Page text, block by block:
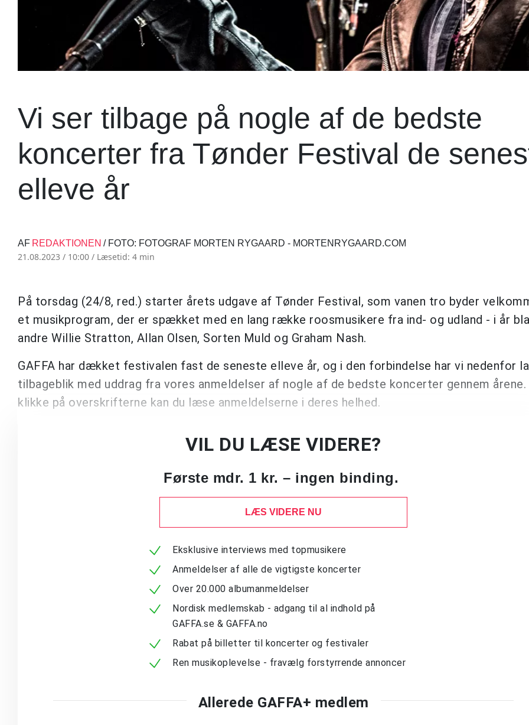
Vi ser tilbage på nogle af de bedste
koncerter fra Tønder Festival de
elleve år
AF REDAKTIONEN / FOTO: FOTOGRAF MORTEN RYGAARD - MORTENRYGAARD.COM
21.08.2023 / 10:00 / Læsetid: 4 min
På torsdag (24/8, red.) starter årets udgave af Tønder Festival, som vanen tro byder
et musikprogram, der er spækket med en lang række roosmusikere fra ind- og udland - i år
andre Willie Stratton, Allan Olsen, Sorten Muld og Graham Nash.
GAFFA har dækket festivalen fast de seneste elleve år, og i den forbindelse har vi nedenfor
tilbageblik med uddrag fra vores anmeldelser af nogle af de bedste koncerter gennem
klikke på overskrifterne kan du læse anmeldelserne i deres helhed.
VIL DU LÆSE VIDERE?
Første mdr. 1 kr. – ingen binding.
LÆS VIDERE NU
Eksklusive interviews med topmusikere
Anmeldelser af alle de vigtigste koncerter
Over 20.000 albumanmeldelser
Nordisk medlemskab - adgang til al indhold på
GAFFA.se & GAFFA.no
Rabat på billetter til koncerter og festivaler
Ren musikoplevelse - fravælg forstyrrende annoncer
Allerede GAFFA+ medlem